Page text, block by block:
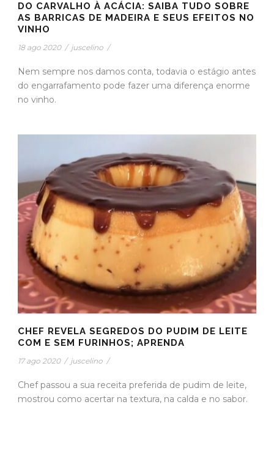
DO CARVALHO À ACÁCIA: SAIBA TUDO SOBRE
AS BARRICAS DE MADEIRA E SEUS EFEITOS NO
VINHO
18 ago 2020 / juscelino /
Nem sempre nos damos conta, todavia o estágio antes
do engarrafamento pode fazer uma diferença enorme
no vinho.
CHEF REVELA SEGREDOS DO PUDIM DE LEITE
COM E SEM FURINHOS; APRENDA
17 ago 2020 / juscelino /
Chef passou a sua receita preferida de pudim de leite,
mostrou como acertar na textura, na calda e no sabor.